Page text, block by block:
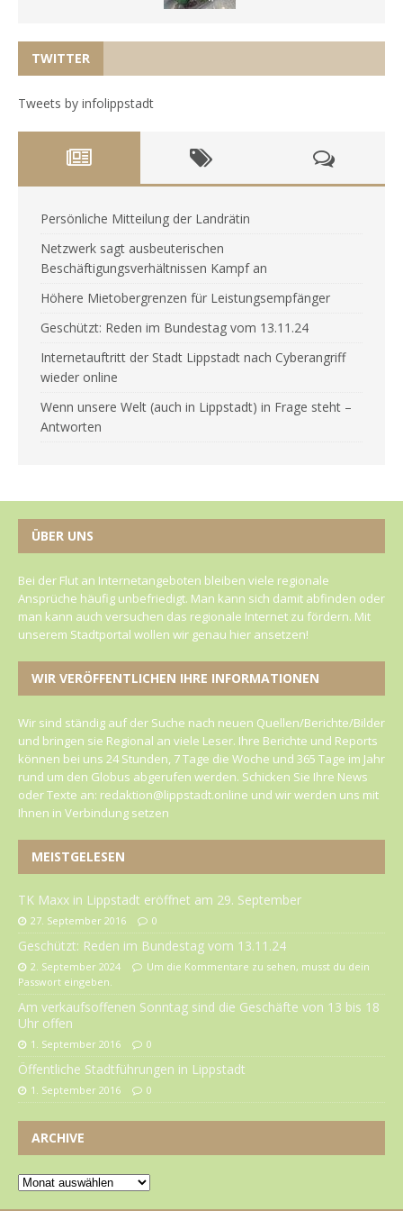
TWITTER
Tweets by infolippstadt
Persönliche Mitteilung der Landrätin
Netzwerk sagt ausbeuterischen
Beschäftigungsverhältnissen Kampf an
Höhere Mietobergrenzen für Leistungsempfänger
Geschützt: Reden im Bundestag vom 13.11.24
Internetauftritt der Stadt Lippstadt nach Cyberangriff
wieder online
Wenn unsere Welt (auch in Lippstadt) in Frage steht –
Antworten
ÜBER UNS
Bei der Flut an Internetangeboten bleiben viele regionale
Ansprüche häufig unbefriedigt. Man kann sich damit abfinden oder
man kann auch versuchen das regionale Internet zu fördern. Mit
unserem Stadtportal wollen wir genau hier ansetzen!
WIR VERÖFFENTLICHEN IHRE INFORMATIONEN
Wir sind ständig auf der Suche nach neuen Quellen/Berichte/Bilder
und bringen sie Regional an viele Leser. Ihre Berichte und Reports
können bei uns 24 Stunden, 7 Tage die Woche und 365 Tage im Jahr
rund um den Globus abgerufen werden. Schicken Sie Ihre News
oder Texte an: redaktion@lippstadt.online und wir werden uns mit
Ihnen in Verbindung setzen
MEISTGELESEN
TK Maxx in Lippstadt eröffnet am 29. September
27. September 2016 0
Geschützt: Reden im Bundestag vom 13.11.24
2. September 2024
Um die Kommentare zu sehen, musst du dein
Passwort eingeben.
Am verkaufsoffenen Sonntag sind die Geschäfte von 13 bis 18
Uhr offen
1. September 2016 0
Öffentliche Stadtführungen in Lippstadt
1. September 2016 0
ARCHIVE